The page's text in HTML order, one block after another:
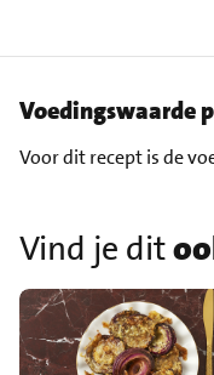
Voedingswaarde
Voor dit recept is de
Vind je dit